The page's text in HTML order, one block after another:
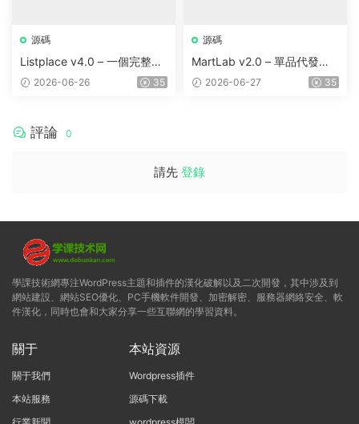
源碼
Listplace v4.0 – 一個完整的
本地商家名錄平台
2026-06-26 35
源碼
MartLab v2.0 – 單品代發貨
平台2026-06-27 35
評論 0
請先 登錄
學課技術網專注WordPress主題和插件的漢化破解以及二次開發，其中涉及到
網站建設、網站SEO優化、PC手機軟件開發、加密解密、服務器網絡安全、軟
件漢化，同時也會和大家分享一些互聯網的學習資料。
關于
關于我們
本站服務
本站資源
Wordpress插件
源碼下載